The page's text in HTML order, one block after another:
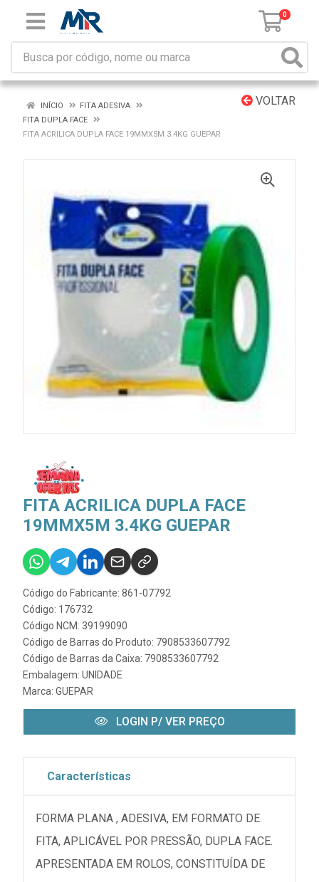
0
VOLTAR
INÍCIO
FITA ADESIVA
FITA DUPLA FACE
FITA ACRILICA DUPLA FACE 19MMX5M 3.4KG GUEPAR
FITA ACRILICA DUPLA FACE
19MMX5M 3.4KG GUEPAR
Código do Fabricante: 861-07792
Código: 176732
Código NCM: 39199090
Código de Barras do Produto: 7908533607792
Código de Barras da Caixa: 7908533607792
Embalagem: UNIDADE
Marca: GUEPAR
LOGIN P/ VER PREÇO
Características
FORMA PLANA , ADESIVA, EM FORMATO DE
FITA, APLICÁVEL POR PRESSÃO, DUPLA FACE.
APRESENTADA EM ROLOS, CONSTITUÍDA DE